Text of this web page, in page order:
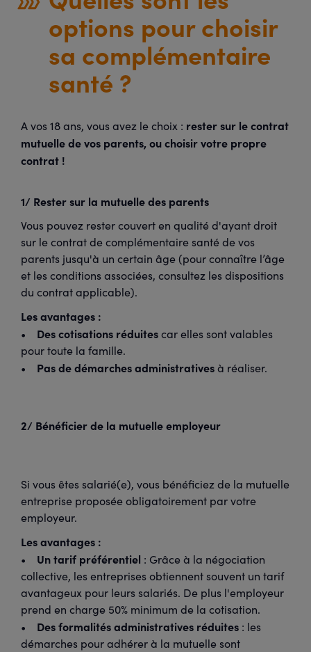
options pour choisir
sa complémentaire
santé ?
A vos 18 ans, vous avez le choix : rester sur le contrat
mutuelle de vos parents, ou choisir votre propre
contrat !
1/ Rester sur la mutuelle des parents
Vous pouvez rester couvert en qualité d'ayant droit
sur le contrat de complémentaire santé de vos
parents jusqu'à un certain âge (pour connaître l’âge
et les conditions associées, consultez les dispositions
du contrat applicable).
Les avantages :
• Des cotisations réduitescar elles sont valables
pour toute la famille.
• Pas de démarches administrativesà réaliser.
2/ Bénéficier de la mutuelle employeur
Si vous êtes salarié(e), vous bénéficiez de la mutuelle
entreprise proposée obligatoirement par votre
employeur.
Les avantages :
• Un tarif préférentiel : Grâce à la négociation
collective, les entreprises obtiennent souvent un tarif
avantageux pour leurs salariés. De plus l'employeur
prend en charge 50% minimum de la cotisation.
• Des formalités administratives réduites : les
démarches pour adhérer à la mutuelle sont